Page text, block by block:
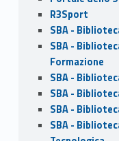
R3Sport
SBA -
SBA -
Formazione
SBA -
SBA -
SBA -
SBA -